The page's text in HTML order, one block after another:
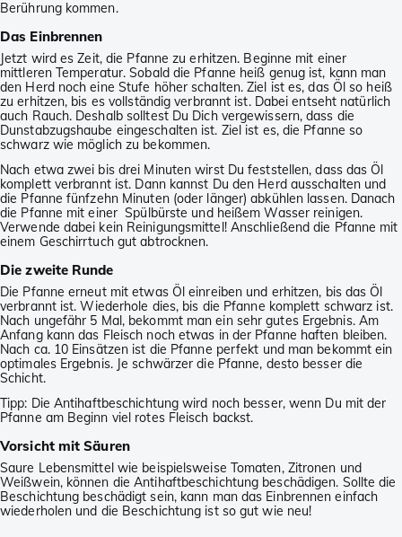
Berührung kommen.
Das Einbrennen
Jetzt wird es Zeit, die Pfanne zu erhitzen. Beginne mit einer
mittleren Temperatur. Sobald die Pfanne heiß genug ist, kann man
den Herd noch eine Stufe höher schalten. Ziel ist es, das Öl so heiß
zu erhitzen, bis es vollständig verbrannt ist. Dabei entseht natürlich
auch Rauch. Deshalb solltest Du Dich vergewissern, dass die
Dunstabzugshaube eingeschalten ist. Ziel ist es, die Pfanne so
schwarz wie möglich zu bekommen.
Nach etwa zwei bis drei Minuten wirst Du feststellen, dass das Öl
komplett verbrannt ist. Dann kannst Du den Herd ausschalten und
die Pfanne fünfzehn Minuten (oder länger) abkühlen lassen. Danach
die Pfanne mit einer Spülbürste und heißem Wasser reinigen.
Verwende dabei kein Reinigungsmittel! Anschließend die Pfanne mit
einem Geschirrtuch gut abtrocknen.
Die zweite Runde
Die Pfanne erneut mit etwas Öl einreiben und erhitzen, bis das Öl
verbrannt ist. Wiederhole dies, bis die Pfanne komplett schwarz ist.
Nach ungefähr 5 Mal, bekommt man ein sehr gutes Ergebnis. Am
Anfang kann das Fleisch noch etwas in der Pfanne haften bleiben.
Nach ca. 10 Einsätzen ist die Pfanne perfekt und man bekommt ein
optimales Ergebnis. Je schwärzer die Pfanne, desto besser die
Schicht.
Tipp: Die Antihaftbeschichtung wird noch besser, wenn Du mit der
Pfanne am Beginn viel rotes Fleisch backst.
Vorsicht mit Säuren
Saure Lebensmittel wie beispielsweise Tomaten, Zitronen und
Weißwein, können die Antihaftbeschichtung beschädigen. Sollte die
Beschichtung beschädigt sein, kann man das Einbrennen einfach
wiederholen und die Beschichtung ist so gut wie neu!